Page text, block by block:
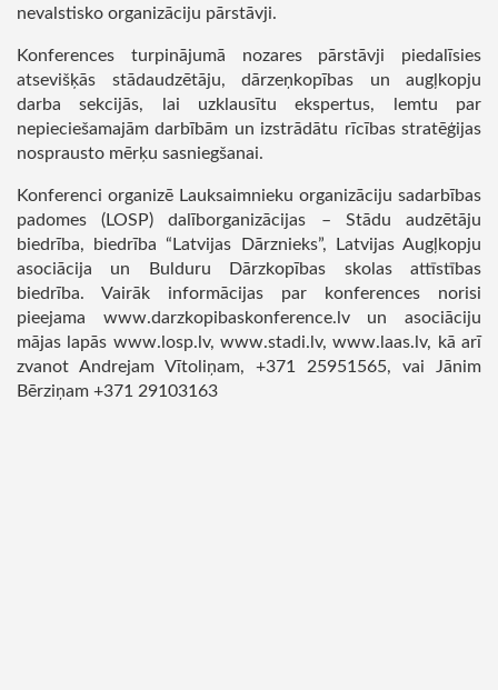
nevalstisko organizāciju pārstāvji.
Konferences turpinājumā nozares pārstāvji piedalīsies
atsevišķās stādaudzētāju, dārzeņkopības un augļkopju
darba sekcijās, lai uzklausītu ekspertus, lemtu par
nepieciešamajām darbībām un izstrādātu rīcības stratēģijas
nosprausto mērķu sasniegšanai.
Konferenci organizē Lauksaimnieku organizāciju sadarbības
padomes (LOSP) dalīborganizācijas – Stādu audzētāju
biedrība, biedrība “Latvijas Dārznieks”, Latvijas Augļkopju
asociācija un Bulduru Dārzkopības skolas attīstības
biedrība. Vairāk informācijas par konferences norisi
pieejama www.darzkopibaskonference.lv un asociāciju
mājas lapās www.losp.lv, www.stadi.lv, www.laas.lv, kā arī
zvanot Andrejam Vītoliņam, +371 25951565, vai Jānim
Bērziņam +371 29103163